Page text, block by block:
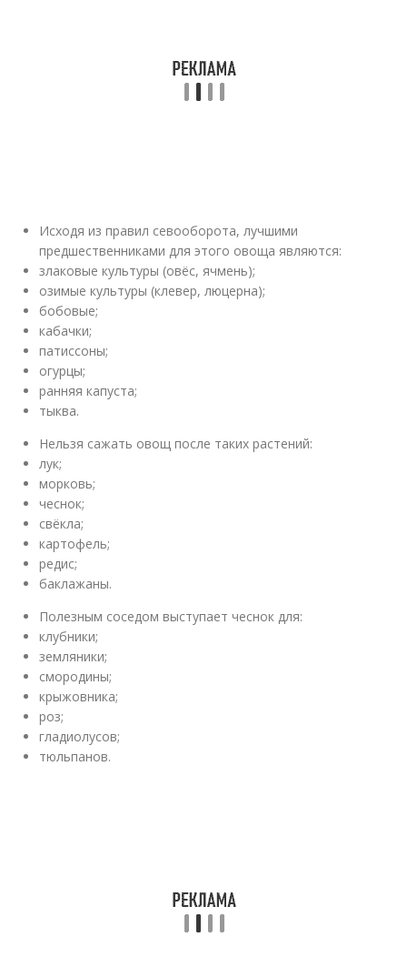
Исходя из правил севооборота, лучшими
предшественниками для этого овоща являются:
злаковые культуры (овёс, ячмень);
озимые культуры (клевер, люцерна);
бобовые;
кабачки;
патиссоны;
огурцы;
ранняя капуста;
тыква.
Нельзя сажать овощ после таких растений:
лук;
морковь;
чеснок;
свёкла;
картофель;
редис;
баклажаны.
Полезным соседом выступает чеснок для:
клубники;
земляники;
смородины;
крыжовника;
роз;
гладиолусов;
тюльпанов.